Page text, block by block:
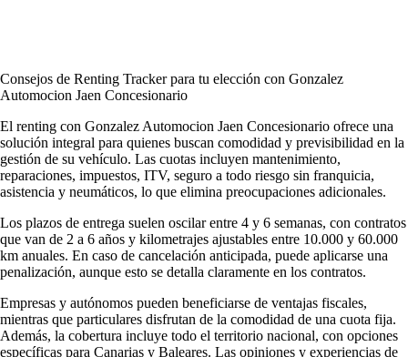
Consejos de Renting Tracker para tu elección con Gonzalez
Automocion Jaen Concesionario
El renting con Gonzalez Automocion Jaen Concesionario ofrece una
solución integral para quienes buscan comodidad y previsibilidad en la
gestión de su vehículo. Las cuotas incluyen mantenimiento,
reparaciones, impuestos, ITV, seguro a todo riesgo sin franquicia,
asistencia y neumáticos, lo que elimina preocupaciones adicionales.
Los plazos de entrega suelen oscilar entre 4 y 6 semanas, con contratos
que van de 2 a 6 años y kilometrajes ajustables entre 10.000 y 60.000
km anuales. En caso de cancelación anticipada, puede aplicarse una
penalización, aunque esto se detalla claramente en los contratos.
Empresas y autónomos pueden beneficiarse de ventajas fiscales,
mientras que particulares disfrutan de la comodidad de una cuota fija.
Además, la cobertura incluye todo el territorio nacional, con opciones
específicas para Canarias y Baleares. Las opiniones y experiencias de